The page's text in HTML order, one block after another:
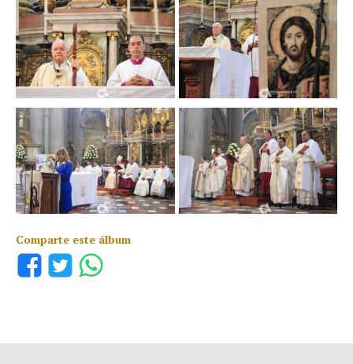
Comparte este álbum